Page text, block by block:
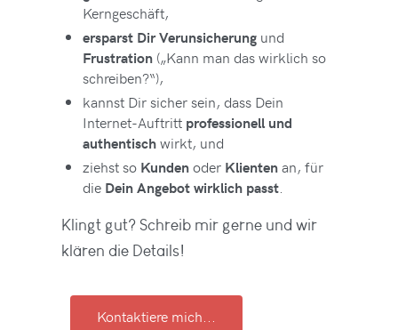
Kerngeschäft,
ersparst Dir Verunsicherung und
Frustration („Kann man das wirklich so
schreiben?“),
kannst Dir sicher sein, dass Dein
Internet-Auftritt professionell und
authentischwirkt, und
ziehst so Kundenoder Klientenan, für
die Dein Angebot wirklich passt
Klingt gut? Schreib mir gerne und wir
klären die Details!
Kontaktiere mich...